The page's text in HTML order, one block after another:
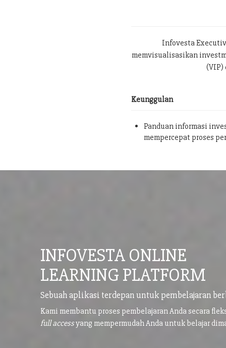
Infovesta
memvisualisasikan
(VIP)
Keunggulan
Panduan informasi
mempercepat proses
INFOVESTA ONLINE
LEARNING PLATFORM
Sebuah aplikasi terdepan untuk pembelajaran
Kami membantu proses pembelajaran Anda secara
full accessyang mempermudah Anda untuk belajar